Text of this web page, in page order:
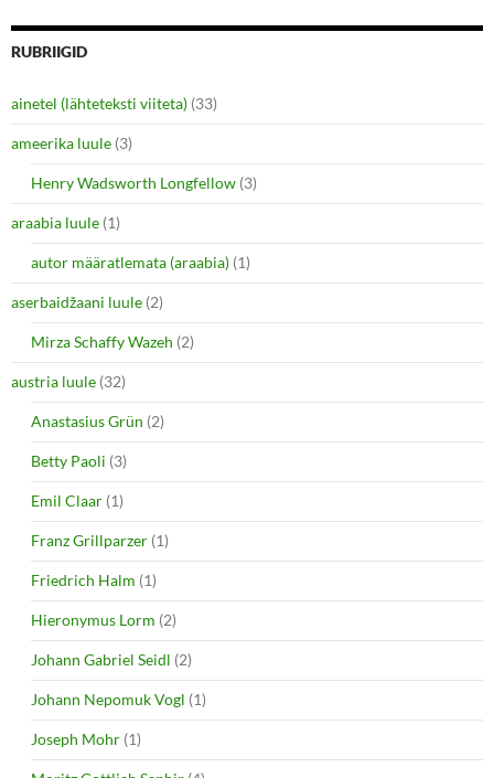
RUBRIIGID
ainetel (lähteteksti viiteta) (33)
ameerika luule (3)
Henry Wadsworth Longfellow (3)
araabia luule (1)
autor määratlemata (araabia) (1)
aserbaidžaani luule (2)
Mirza Schaffy Wazeh (2)
austria luule (32)
Anastasius Grün (2)
Betty Paoli (3)
Emil Claar (1)
Franz Grillparzer (1)
Friedrich Halm (1)
Hieronymus Lorm (2)
Johann Gabriel Seidl (2)
Johann Nepomuk Vogl (1)
Joseph Mohr (1)